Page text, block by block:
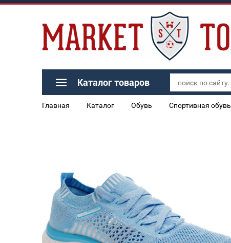
Каталог товаров
Главная Каталог Обувь Спортивная обувь